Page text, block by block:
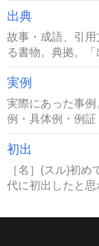
出典
故事・成語、引
る書物。典拠。「
実例
実際にあった事
例・具体例・例証
初出
［名］(スル)初
代に初出したと思